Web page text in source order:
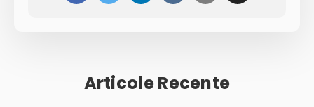
Articole Recente